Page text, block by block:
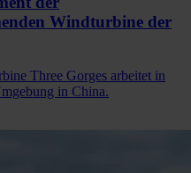
Windturbine der
Three Gorges arbeitet in
in China.